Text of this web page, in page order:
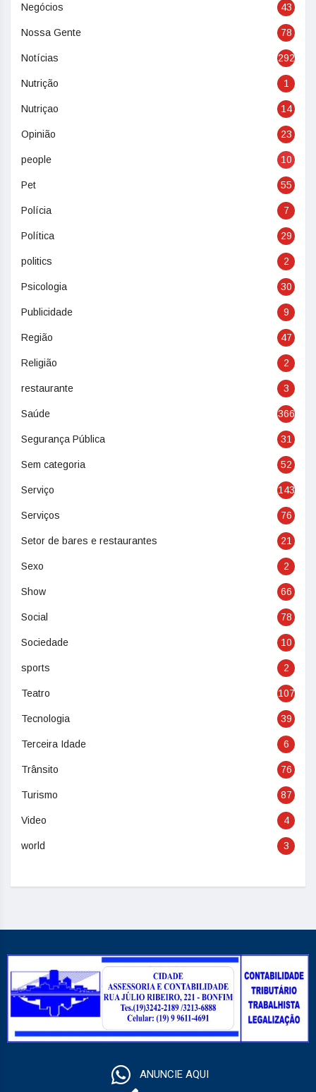
Negócios 43
Nossa Gente 78
Notícias 292
Nutrição 1
Nutriçao 14
Opinião 23
people 10
Pet 55
Polícia 7
Política 29
politics 2
Psicologia 30
Publicidade 9
Região 47
Religião 2
restaurante 3
Saúde 366
Segurança Pública 31
Sem categoria 52
Serviço 143
Serviços 76
Setor de bares e restaurantes 21
Sexo 2
Show 66
Social 78
Sociedade 10
sports 2
Teatro 107
Tecnologia 39
Terceira Idade 6
Trânsito 76
Turismo 87
Video 4
world 3
ANUNCIE AQUI